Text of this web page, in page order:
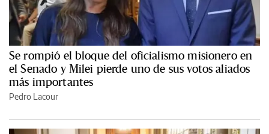
Se rompió el bloque del oficialismo misionero en
el Senado y Milei pierde uno de sus votos aliados
más importantes
Pedro Lacour